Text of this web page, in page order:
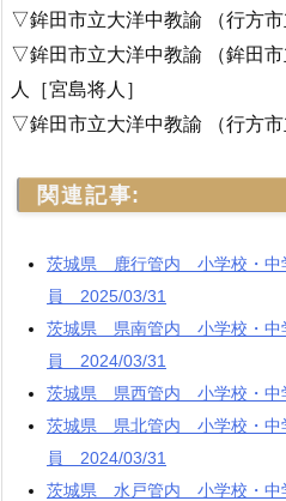
▽鉾田市立大洋中教諭 （行方
▽鉾田市立大洋中教諭 （鉾田
人［宮島将人］
▽鉾田市立大洋中教諭 （行方
関連記事:
茨城県 鹿行管内 小学校・中
員 2025/03/31
茨城県 県南管内 小学校・中
員 2024/03/31
茨城県 県西管内 小学校・
茨城県 県北管内 小学校・中
員 2024/03/31
茨城県 水戸管内 小学校・